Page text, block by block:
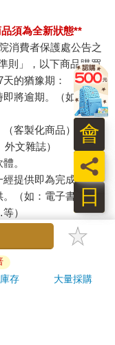
須為全新狀態**
消費者保護處公告之
則」，以下商品購買
的猶豫期：
將逾期。（如：生
客製化商品）
文雜誌）
。
提供即為完成之線
。（如：電子書、電
）
褲、刮鬍刀、除毛
豫期（含例假
存 大量採購
日
員
會